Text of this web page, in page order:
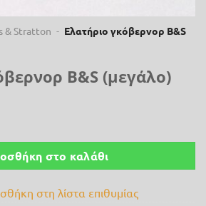
& Stratton - Ελατήριο γκόβερνορ B&S
B&S (μεγάλο)
στο καλάθι
στη λίστα επιθυμίας